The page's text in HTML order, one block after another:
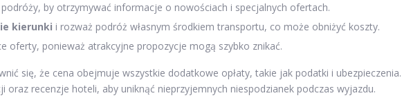
by otrzymywać informacje o nowościach i specjalnych ofertach.
kierunki i rozważ podróż własnym środkiem transportu, co może obniżyć koszty.
oferty, ponieważ atrakcyjne propozycje mogą szybko znikać.
się, że cena obejmuje wszystkie dodatkowe opłaty, takie jak podatki i ubezpieczenia.
oraz recenzje hoteli, aby uniknąć nieprzyjemnych niespodzianek podczas wyjazdu.